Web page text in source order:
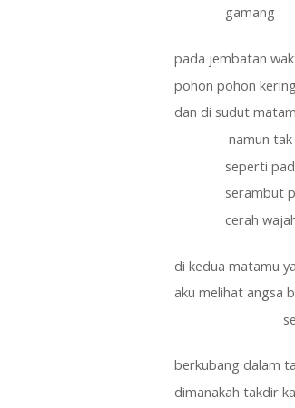
gamang
pada jembatan
pohon pohon
dan di sudut
--namun tak
seperti pada
serambut
cerah wajah
di kedua matamu
aku melihat angsa
berkubang dalam
dimanakah takdir